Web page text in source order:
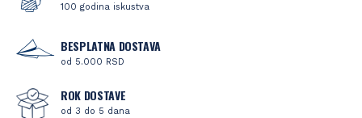
100 godina iskustva
BESPLATNA DOSTAVA
od 5.000 RSD
ROK DOSTAVE
od 3 do 5 dana